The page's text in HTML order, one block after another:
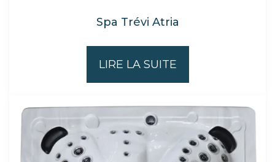
Spa Trévi Atria
LIRE LA SUITE